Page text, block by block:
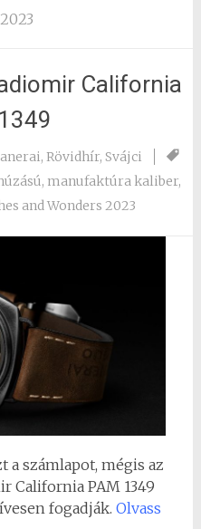
2023
California
,Rövidhír,Svájci
, manufaktúra kaliber,
and Wonders 2023
a számlapot, mégis az
California PAM 1349
fogadják. Olvass